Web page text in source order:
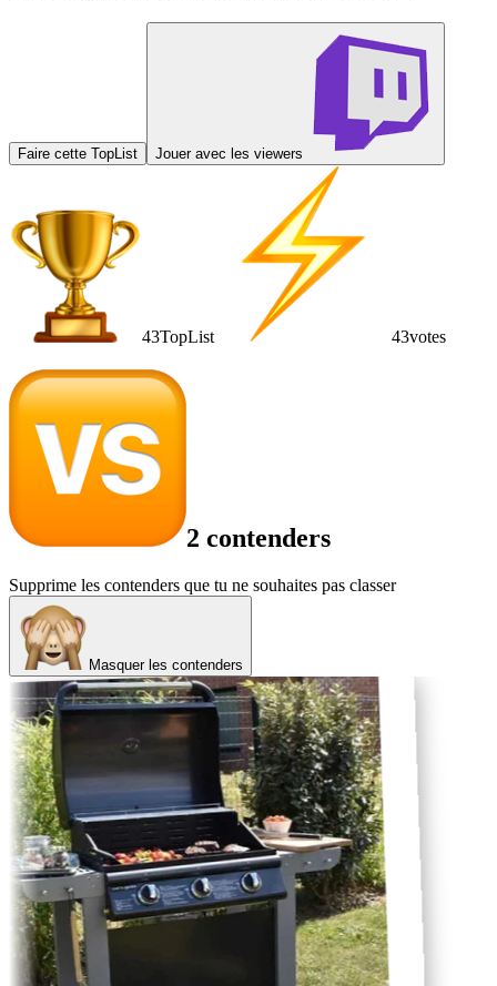
Faire cette TopList Jouer avec les viewers
43TopList 43votes
2 contenders
Supprime les contenders que tu ne souhaites pas classer
Masquer les contenders